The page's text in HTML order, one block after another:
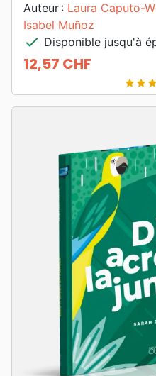
Auteur : Laura Caputo-
Isabel Muñoz
check Disponible jusqu'à
Prix
12,57 CHF
star star star